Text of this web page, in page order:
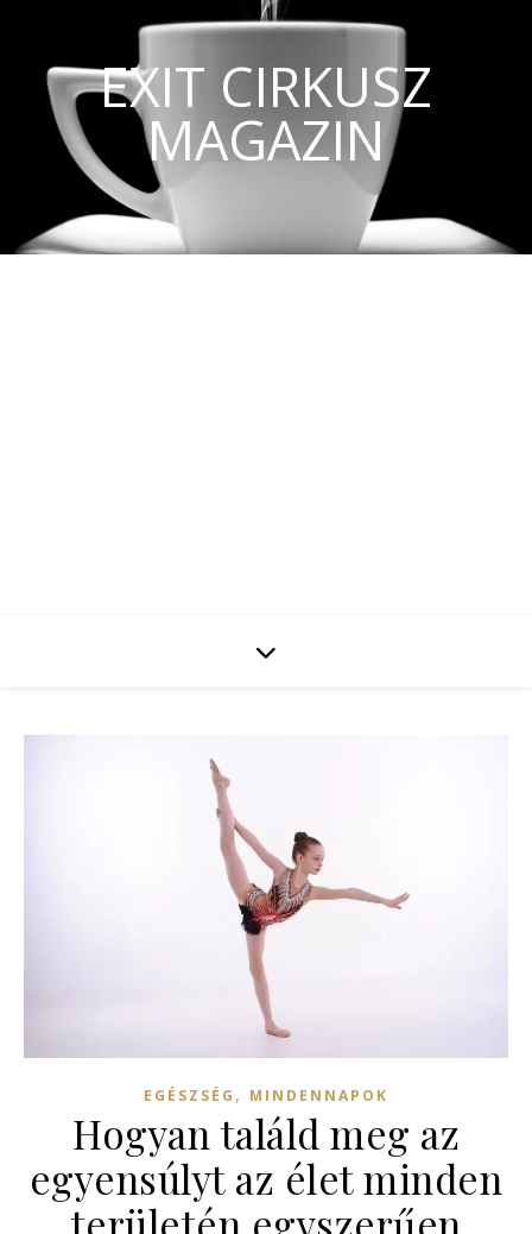
EXIT CIRKUSZ
MAGAZIN
EGÉSZSÉG , MINDENNAPOK
Hogyan találd meg az
egyensúlyt az élet minden
területén egyszerűen